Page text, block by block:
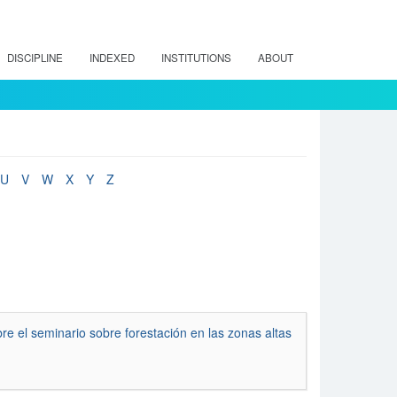
DISCIPLINE INDEXED INSTITUTIONS ABOUT
U V W X Y Z
el seminario sobre forestación en las zonas altas